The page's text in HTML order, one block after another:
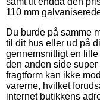
110 mm
Du burde på samme
til dit hus eller ud på
gennemsnitligt en
den anden side
fragtform kan ikke
varerne, hvilket
internet butikkens